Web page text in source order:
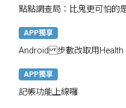
點點調查局：比鬼更可怕的
APP獨享
Android 步數改取用Health
APP獨享
記帳功能上線囉